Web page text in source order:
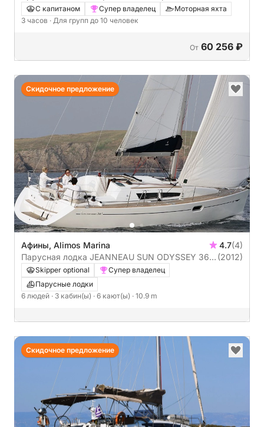
С капитаном Супер владелец
Моторная яхта
3 часов · Для групп до 10 человек
От 60 256 ₽
Афины, Alimos Marina 4.7(4)
Парусная лодка JEANNEAU SUN ODYSSEY 36I
11m
(2012)
Skipper optional
Супер владелец
Парусные лодки
6 людей · 3 кабин(ы) · 6 кают(ы) · 10.9 m
Скидочное предложение
Скидочное предложение